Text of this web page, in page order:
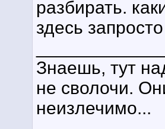
разбирать.
здесь
Знаешь, тут
не сволочи.
неизлечимо...